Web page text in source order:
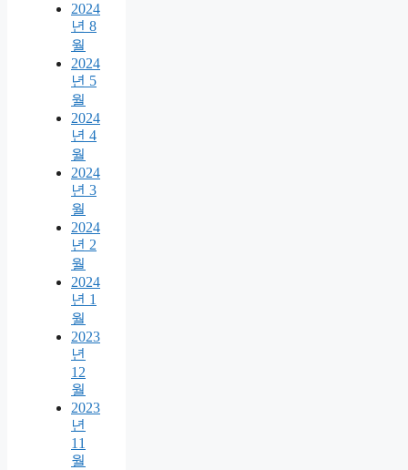
2024
년 8
월
2024
년 5
월
2024
년 4
월
2024
년 3
월
2024
년 2
월
2024
년 1
월
2023
년
12
월
2023
년
11
월